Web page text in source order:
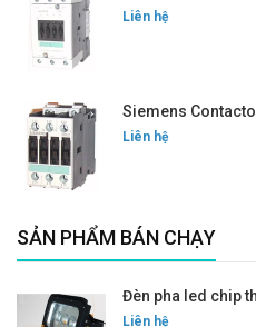
Liên hệ
Siemens
Liên hệ
SẢN PHẨM BÁN CHẠY
Đèn pha led chip
Liên hệ